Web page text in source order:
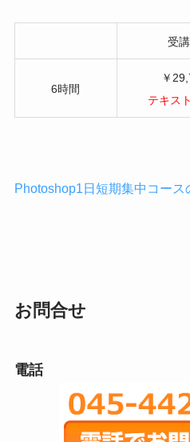
受
6時間
￥
テキス
Photoshop1日短期集中コース
お問合せ
電話